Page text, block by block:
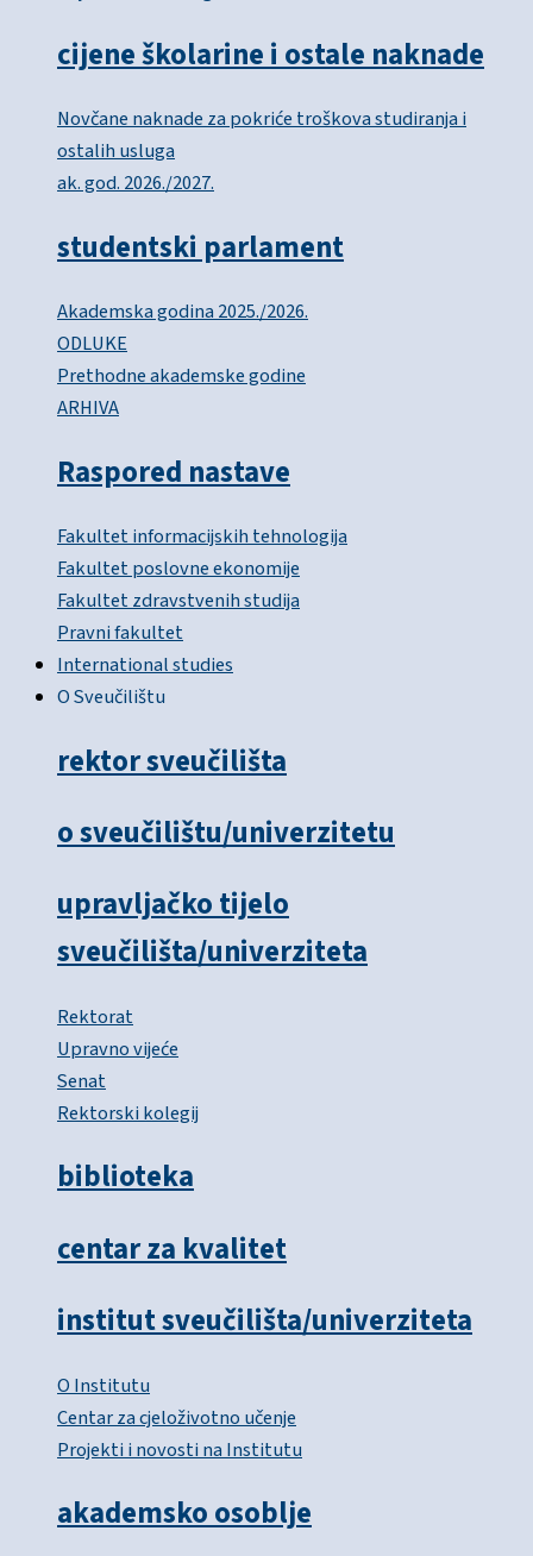
cijene školarine i ostale naknade
Novčane naknade za pokriće troškova studiranja i
ostalih usluga
ak. god. 2026./2027.
studentski parlament
Akademska godina 2025./2026.
ODLUKE
Prethodne akademske godine
ARHIVA
Raspored nastave
Fakultet informacijskih tehnologija
Fakultet poslovne ekonomije
Fakultet zdravstvenih studija
Pravni fakultet
International studies
O Sveučilištu
rektor sveučilišta
o sveučilištu/univerzitetu
upravljačko tijelo
sveučilišta/univerziteta
Rektorat
Upravno vijeće
Senat
Rektorski kolegij
biblioteka
centar za kvalitet
institut sveučilišta/univerziteta
O Institutu
Centar za cjeloživotno učenje
Projekti i novosti na Institutu
akademsko osoblje